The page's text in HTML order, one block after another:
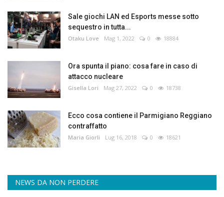
Sale giochi LAN ed Esports messe sotto
sequestro in tutta...
Otaku Love Mag 1, 2022 0 18884
Ora spunta il piano: cosa fare in caso di
attacco nucleare
Gisella Lori Mag 27, 2022 0 18738
Ecco cosa contiene il Parmigiano Reggiano
contraffatto
Maria Giorli Lug 16, 2018 0 18621
NEWS DA NON PERDERE